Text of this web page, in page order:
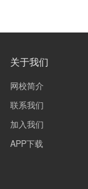
关于我们
网校简介
联系我们
加入我们
APP下载